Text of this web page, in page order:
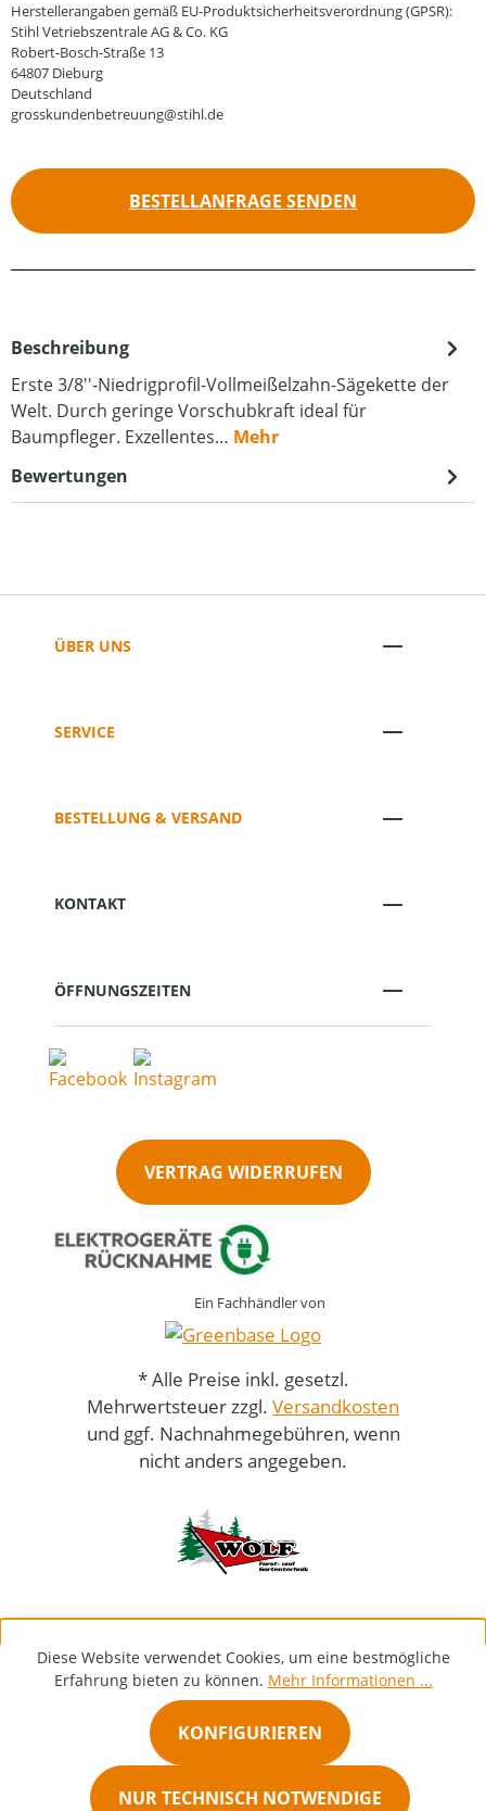
Herstellerangaben gemäß EU-Produktsicherheitsverordnung (GPSR):
Stihl Vetriebszentrale AG & Co. KG
Robert-Bosch-Straße 13
64807 Dieburg
Deutschland
grosskundenbetreuung@stihl.de
BESTELLANFRAGE SENDEN
Beschreibung
Erste 3/8''-Niedrigprofil-Vollmeißelzahn-Sägekette der
Welt. Durch geringe Vorschubkraft ideal für
Baumpfleger. Exzellentes… Mehr
Bewertungen
ÜBER UNS
SERVICE
BESTELLUNG & VERSAND
KONTAKT
ÖFFNUNGSZEITEN
VERTRAG WIDERRUFEN
Ein Fachhändler von
* Alle Preise inkl. gesetzl.
Mehrwertsteuer zzgl. Versandkosten
und ggf. Nachnahmegebühren, wenn
nicht anders angegeben.
Diese Website verwendet Cookies, um eine bestmögliche
Erfahrung bieten zu können. Mehr Informationen ...
NUR TECHNISCH NOTWENDIGE
KONFIGURIEREN